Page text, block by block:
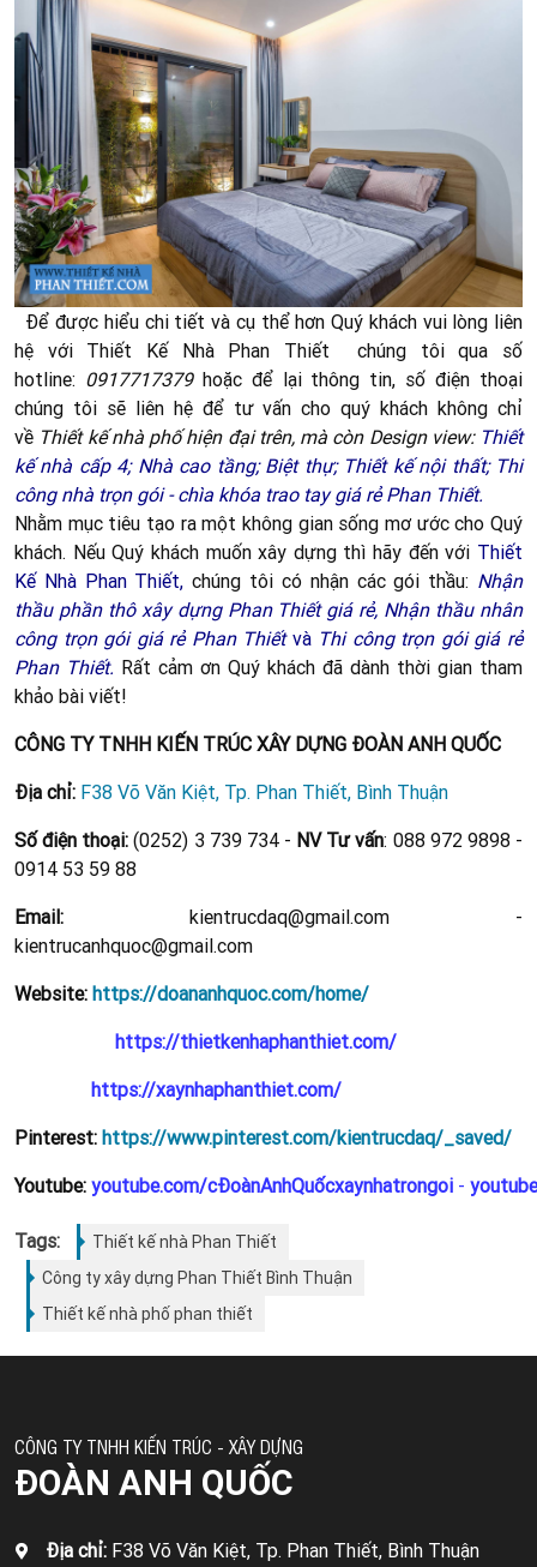
Để được hiểu chi tiết và cụ thể hơn Quý khách vui lòng liên
hệ với Thiết Kế Nhà Phan Thiết chúng tôi qua số
hotline: 0917717379 hoặc để lại thông tin, số điện thoại
chúng tôi sẽ liên hệ để tư vấn cho quý khách không chỉ
về Thiết kế nhà phố hiện đại trên, mà còn Design view: Thiết
kế nhà cấp 4; Nhà cao tầng; Biệt thự; Thiết kế nội thất; Thi
công nhà trọn gói - chìa khóa trao tay giá rẻ Phan Thiết.
Nhằm mục tiêu tạo ra một không gian sống mơ ước cho Quý
khách. Nếu Quý khách muốn xây dựng thì hãy đến với Thiết
Kế Nhà Phan Thiết, chúng tôi có nhận các gói thầu: Nhận
thầu phần thô xây dựng Phan Thiết giá rẻ, Nhận thầu nhân
công trọn gói giá rẻ Phan Thiếtvà Thi công trọn gói giá rẻ
Phan Thiết. Rất cảm ơn Quý khách đã dành thời gian tham
khảo bài viết!
CÔNG TY TNHH KIẾN TRÚC XÂY DỰNG ĐOÀN ANH QUỐC
Địa chỉ: F38 Võ Văn Kiệt, Tp. Phan Thiết, Bình Thuận
Số điện thoại: (0252) 3 739 734 - NV Tư vấn: 088 972 9898 -
0914 53 59 88
Email: kientrucdaq@gmail.com -
kientrucanhquoc@gmail.com
Website: https://doananhquoc.com/home/
https://thietkenhaphanthiet.com/
https://xaynhaphanthiet.com/
Pinterest: https://www.pinterest.com/kientrucdaq/_saved/
Youtube: youtube.com/cĐoànAnhQuốcxaynhatrongoi -
Tags:
Thiết kế nhà Phan Thiết
Công ty xây dựng Phan Thiết Bình Thuận
Thiết kế nhà phố phan thiết
CÔNG TY TNHH KIẾN TRÚC - XÂY DỰNG
ĐOÀN ANH QUỐC
Địa chỉ: F38 Võ Văn Kiệt, Tp. Phan Thiết, Bình Thuận